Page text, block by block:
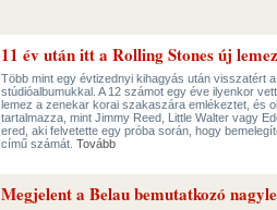
11 év után itt a Rolling Stones új
Több mint egy évtizednyi kihagyás után visszatért
stúdióalbumukkal. A 12 számot egy éve ilyenkor
lemez a zenekar korai szakaszára emlékeztet, és
tartalmazza, mint Jimmy Reed, Little Walter vagy
ered, aki felvetette egy próba során, hogy
című számát. Tovább
Megjelent a Belau bemutatkozó